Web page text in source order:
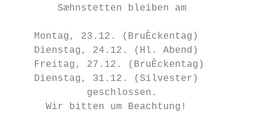
Sæhnstetten bleiben am
Montag, 23.12. (BruÈckentag)
Dienstag, 24.12. (Hl. Abend)
Freitag, 27.12. (BruÈckentag)
Dienstag, 31.12. (Silvester)
geschlossen.
Wir bitten um Beachtung!